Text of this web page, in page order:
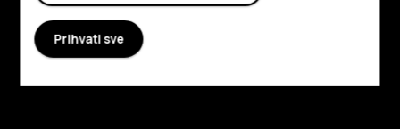
PodrškaPrihvati sve